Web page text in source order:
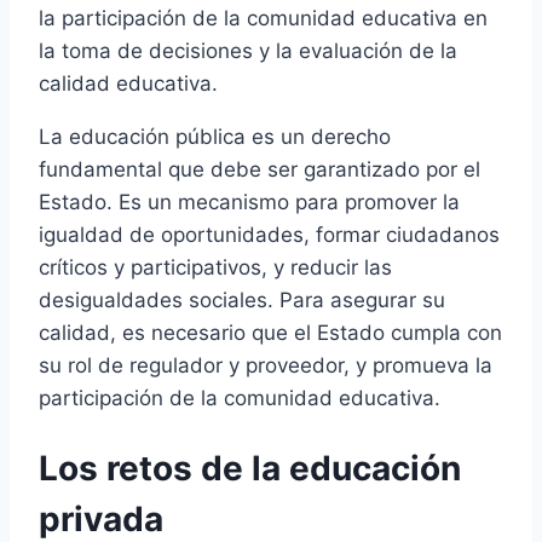
la participación de la comunidad educativa en
la toma de decisiones y la evaluación de la
calidad educativa.
La educación pública es un derecho
fundamental que debe ser garantizado por el
Estado. Es un mecanismo para promover la
igualdad de oportunidades, formar ciudadanos
críticos y participativos, y reducir las
desigualdades sociales. Para asegurar su
calidad, es necesario que el Estado cumpla con
su rol de regulador y proveedor, y promueva la
participación de la comunidad educativa.
Los retos de la educación
privada